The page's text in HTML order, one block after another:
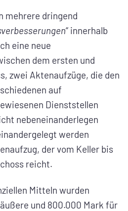
mehrere dringend
“ innerhalb
eine neue
dem ersten und
zwei Aktenaufzüge, die den
auf
Dienststellen
nebeneinanderlegen
werden
der vom Keller bis
reicht.
Mitteln wurden
und 800.000 Mark für